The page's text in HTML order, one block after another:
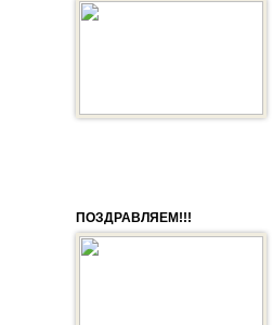
ПОЗДРАВЛЯЕМ!!!